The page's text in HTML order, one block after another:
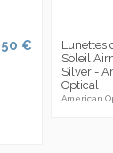
€
Lunettes
Soleil
Silver -
Optical
American